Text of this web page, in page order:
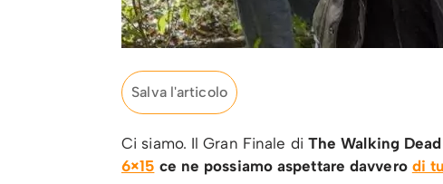
Salva l'articolo
Ci siamo. Il Gran Finale di The Walking
6×15 ce ne possiamo aspettare davvero di